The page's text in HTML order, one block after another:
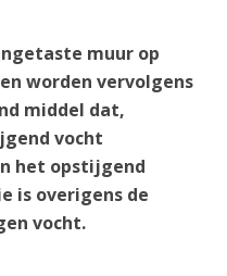
muur op
worden vervolgens
middel dat,
vocht
het opstijgend
is overigens de
vocht.